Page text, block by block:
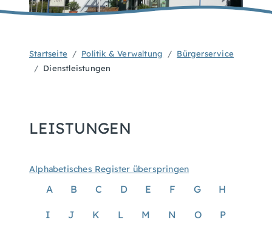
Startseite Politik & Verwaltung
Bürgerservice
Dienstleistungen
LEISTUNGEN
Alphabetisches Register überspringen
A B C D E F G H
I J K L M N O P